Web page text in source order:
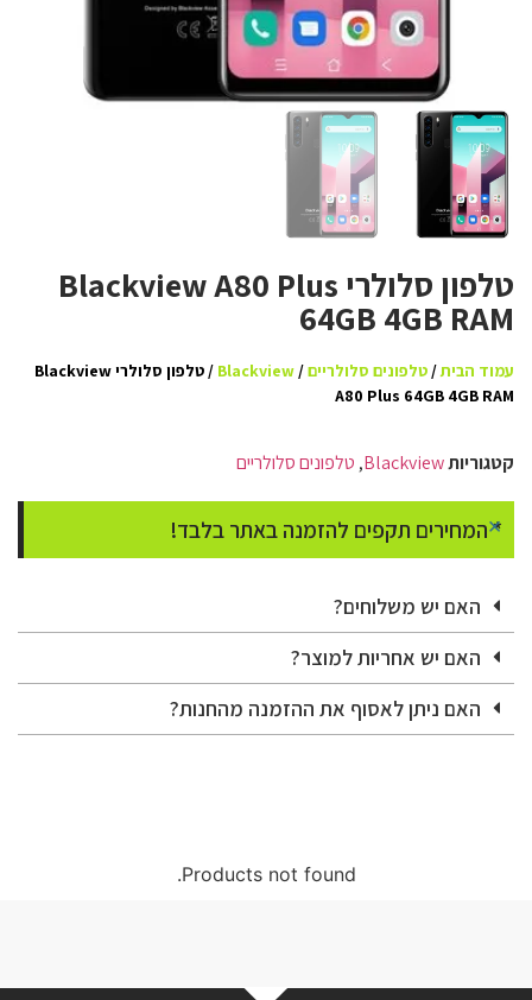
טלפון סלולרי Blackview A80 Plus
64GB 4GB RAM
עמוד הבית/טלפונים סלולריים/
Blackview
/ טלפון סלולרי Blackview
A80 Plus 64GB 4GB RAM
קטגוריותBlackview
, טלפונים סלולריים
* המחירים תקפים להזמנה באתר בלבד!
×
האם יש משלוחים?
האם יש אחריות למוצר?
האם ניתן לאסוף את ההזמנה מהחנות?
Products not found.